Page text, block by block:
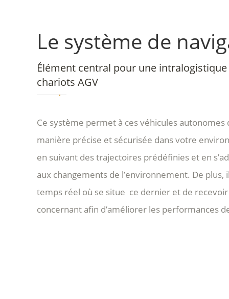
Le système de
Élément central pour une
chariots AGV
Ce système permet à ces véhicules autonomes
manière précise et sécurisée dans votre
en suivant des trajectoires prédéfinies et en
aux changements de l’environnement. De
temps réel où se situe ce dernier et de
concernant afin d’améliorer les performances